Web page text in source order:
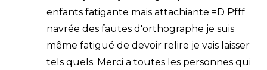
enfants fatigante mais attachiante =D Pfff
navrée des fautes d'orthographe je suis
même fatigué de devoir relire je vais laisser
tels quels. Merci a toutes les personnes qui